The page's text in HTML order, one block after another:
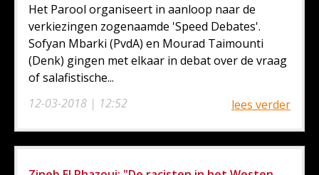
12-03-2018 | 12:52
Het Parool organiseert in aanloop naar de
verkiezingen zogenaamde 'Speed Debates'.
Sofyan Mbarki (PvdA) en Mourad Taimounti
(Denk) gingen met elkaar in debat over de vraag
of salafistische...
lees verder